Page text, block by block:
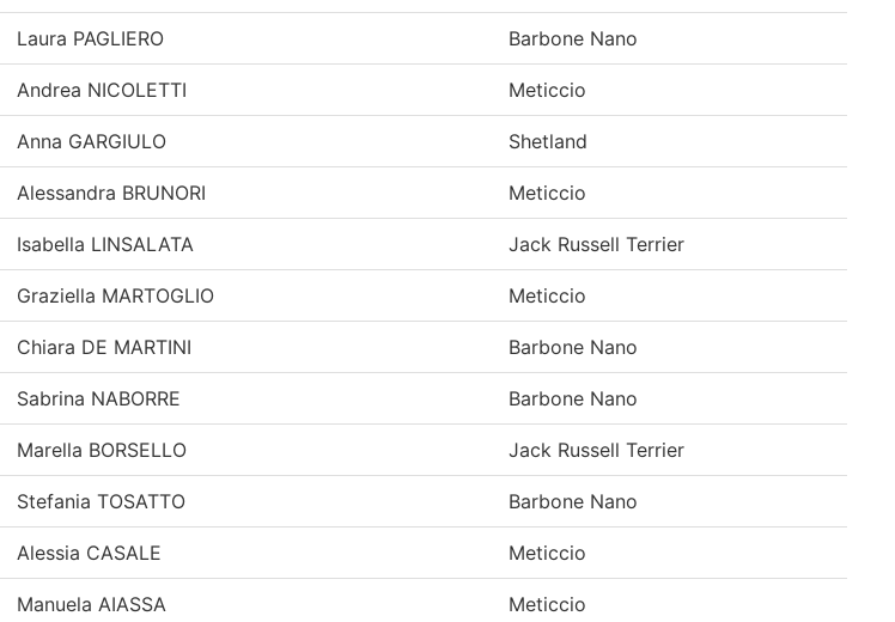
Laura PAGLIERO Barbone Nano
Andrea NICOLETTI Meticcio
Anna GARGIULO Shetland
Alessandra BRUNORI Meticcio
Isabella LINSALATA Jack Russell Terrier
Graziella MARTOGLIO Meticcio
Chiara DE MARTINI Barbone Nano
Sabrina NABORRE Barbone Nano
Marella BORSELLO Jack Russell Terrier
Stefania TOSATTO Barbone Nano
Alessia CASALE Meticcio
Manuela AIASSA Meticcio